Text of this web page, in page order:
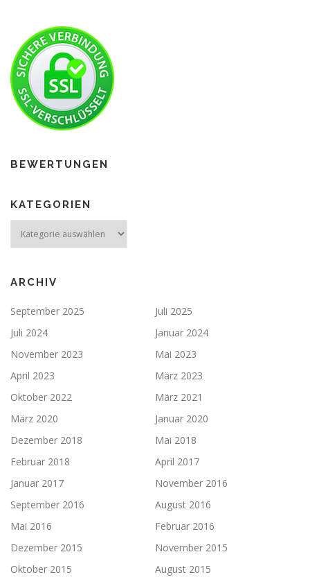
BEWERTUNGEN
KATEGORIEN
ARCHIV
September 2025
Juli 2025
Juli 2024
Januar 2024
November 2023
Mai 2023
April 2023
März 2023
Oktober 2022
März 2021
März 2020
Januar 2020
Dezember 2018
Mai 2018
Februar 2018
April 2017
Januar 2017
November 2016
September 2016
August 2016
Mai 2016
Februar 2016
Dezember 2015
November 2015
Oktober 2015
August 2015